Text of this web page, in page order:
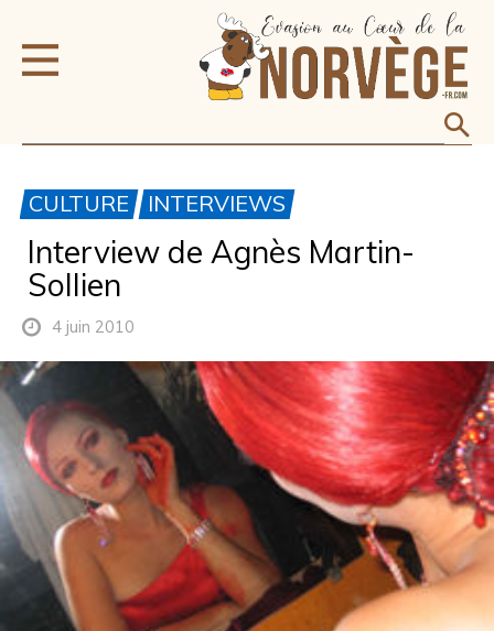
CULTURE INTERVIEWS
Interview de Agnès Martin-
Sollien
4 juin 2010